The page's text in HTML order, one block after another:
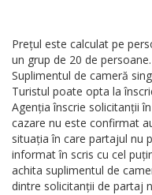
Prețul este calculat pe
un grup de 20 de persoane.
Suplimentul de cameră
Turistul poate opta la
Agenția înscrie solicitanții
cazare nu este confirmat
situația în care partajul nu
informat în scris cu cel
achita suplimentul de
dintre solicitanții de partaj